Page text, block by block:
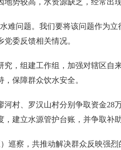
势较高，水资源缺乏，经常出
难问题。我们要将该问题作为
委反馈相关情况。
，组建工作组，加强对辖区自
保障群众饮水安全。
村、罗汉山村分别争取资金28
建立水源管护台账，并争取补
巡察，共推动解决群众反映强